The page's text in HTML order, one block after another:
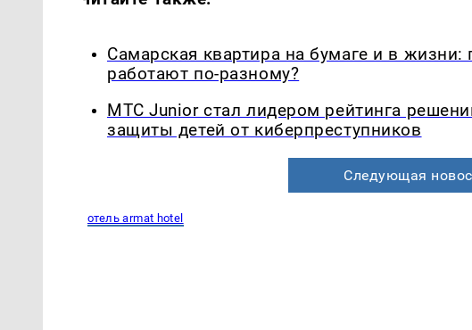
Самарская квартира на бумаге и в
работают по-разному?
МТС Junior стал лидером рейтинга
защиты детей от киберпреступников
Следующая
отель armat hotel